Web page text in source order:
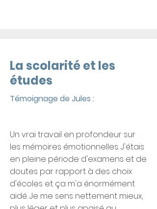
La scolarité et les
études
Témoignage de Jules :
Un vrai travail en profondeur sur
les mémoires émotionnelles. J'étais
en pleine période d'examens et de
doutes par rapport à des choix
d'écoles et ça m'a énormément
aidé. Je me sens nettement mieux,